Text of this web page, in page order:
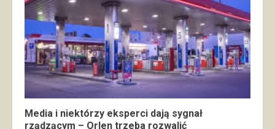
Media i niektórzy eksperci dają sygnał
rządzącym – Orlen trzeba rozwalić